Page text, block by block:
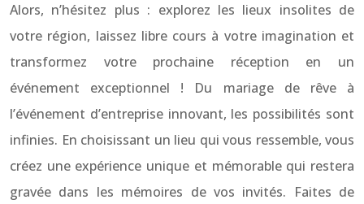
Alors, n’hésitez plus : explorez les lieux insolites de
votre région, laissez libre cours à votre imagination et
transformez votre prochaine réception en un
événement exceptionnel ! Du mariage de rêve à
l’événement d’entreprise innovant, les possibilités sont
infinies. En choisissant un lieu qui vous ressemble, vous
créez une expérience unique et mémorable qui restera
gravée dans les mémoires de vos invités. Faites de